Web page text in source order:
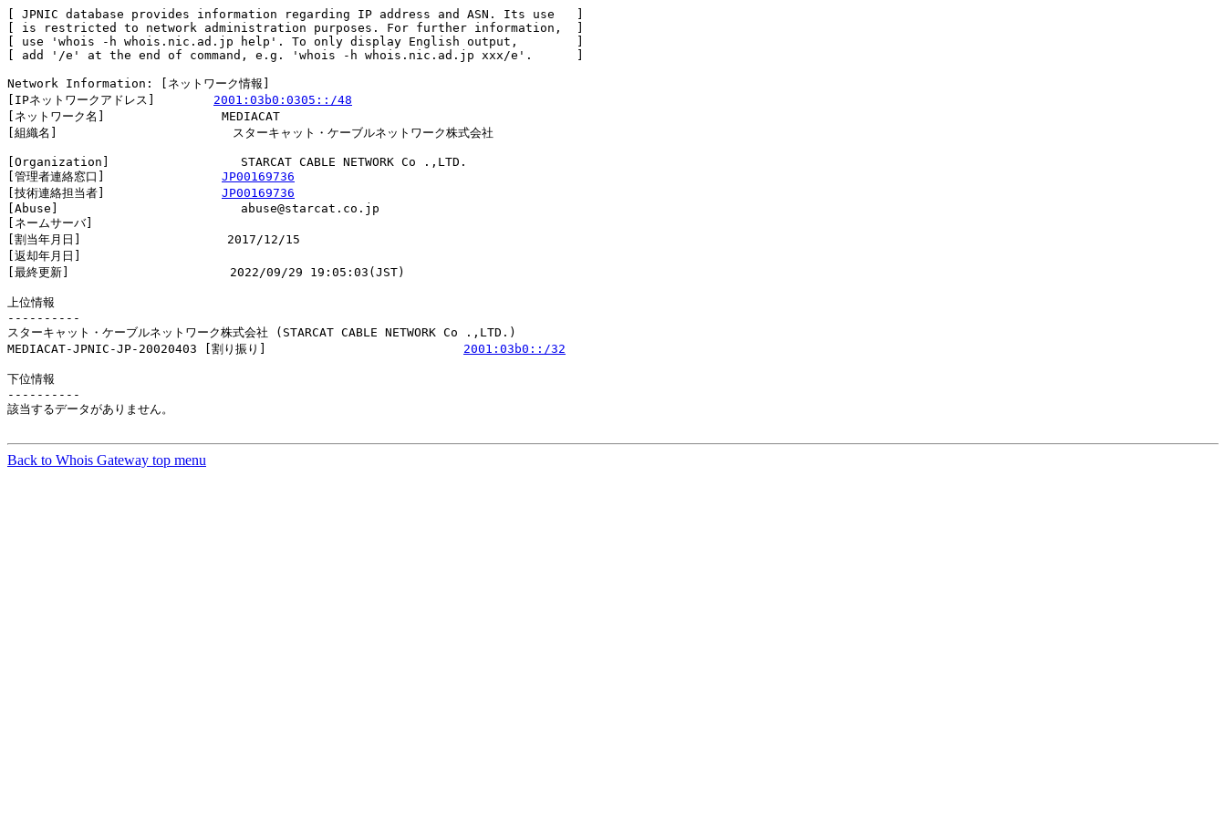
[ JPNIC database provides information regarding IP address and ASN. Its use   ]
[ is restricted to network administration purposes. For further information,  ]
[ use 'whois -h whois.nic.ad.jp help'. To only display English output,        ]
[ add '/e' at the end of command, e.g. 'whois -h whois.nic.ad.jp xxx/e'.      ]
Network Information: [ネットワーク情報]
[IPネットワークアドレス] 2001:03b0:0305::/48
[ネットワーク名]                MEDIACAT
[組織名]                        スターキャット・ケーブルネットワーク株式会社
[Organization]                  STARCAT CABLE NETWORK Co .,LTD.
[管理者連絡窓口] JP00169736
[技術連絡担当者] JP00169736
[Abuse]                         abuse@starcat.co.jp
[ネームサーバ]
[割当年月日]                    2017/12/15
[返却年月日]
[最終更新]                      2022/09/29 19:05:03(JST)
上位情報
----------
スターキャット・ケーブルネットワーク株式会社 (STARCAT CABLE NETWORK Co .,LTD.)
MEDIACAT-JPNIC-JP-20020403 [割り振り] 2001:03b0::/32
下位情報
----------
該当するデータがありません。
Back to Whois Gateway top menu